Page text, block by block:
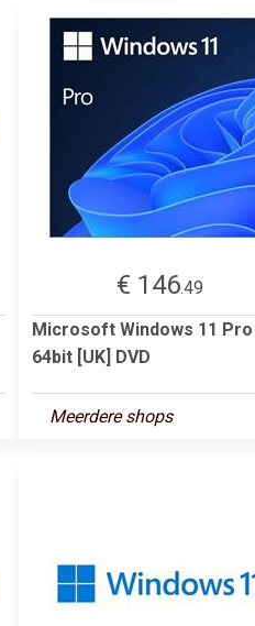
€ 146.49
Microsoft Windows 11 Pro
64bit [UK] DVD
Meerdere shops